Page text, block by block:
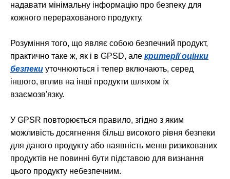
надавати мінімальну інформацію про безпеку для
кожного перерахованого продукту.
Розуміння того, що являє собою безпечний продукт,
практично таке ж, як і в GPSD, але критерії оцінки
безпеки уточнюються і тепер включають, серед
іншого, вплив на інші продукти шляхом їх
взаємозв'язку.
У GPSR повторюється правило, згідно з яким
можливість досягнення більш високого рівня безпеки
для даного продукту або наявність менш ризикованих
продуктів не повинні бути підставою для визнання
цього продукту небезпечним.